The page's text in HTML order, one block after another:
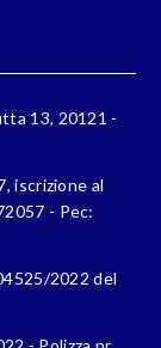
13, 20121 -
iscrizione al
- Pec:
2022 del